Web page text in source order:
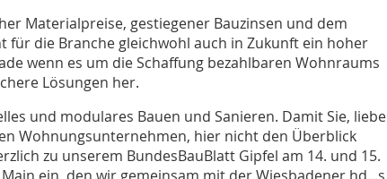
Materialpreise, gestiegener Bauzinsen und dem
für die Branche gleichwohl auch in Zukunft ein hoher
wenn es um die Schaffung bezahlbaren Wohnraums
Lösungen her.
und modulares Bauen und Sanieren. Damit Sie, liebe
Wohnungsunternehmen, hier nicht den Überblick
zu unserem BundesBauBlatt Gipfel am 14. und 15.